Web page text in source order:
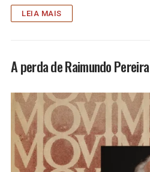
LEIA MAIS
A perda de Raimundo Pereira